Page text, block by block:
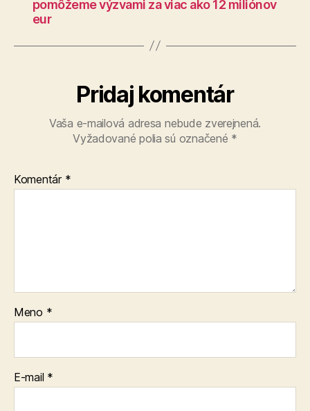
pomôžeme výzvami za viac ako 12 miliónov
eur
Pridaj komentár
Vaša e-mailová adresa nebude zverejnená.
Vyžadované polia sú označené *
Komentár *
Meno *
E-mail *